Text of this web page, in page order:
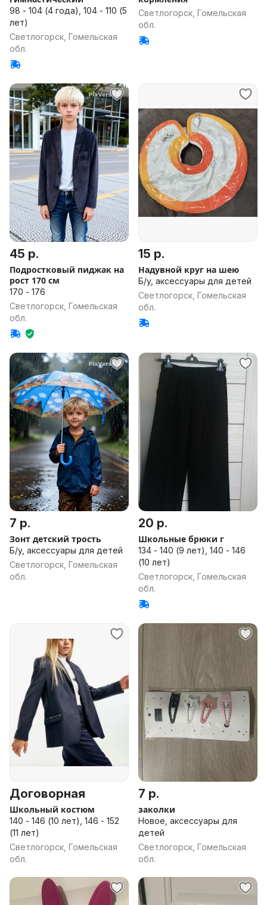
98 - 104 (4 года), 104 - 110 (5
лет)
Светлогорск, Гомельская
обл.
Светлогорск, Гомельская
обл.
45 р.
Подростковый пиджак на
рост 170 см
170 - 176
Светлогорск, Гомельская
обл.
15 р.
Надувной круг на шею
Б/у, аксессуары для детей
Светлогорск, Гомельская
обл.
7 р.
Зонт детский трость
Б/у, аксессуары для детей
Светлогорск, Гомельская
обл.
20 р.
Школьные брюки г
134 - 140 (9 лет), 140 - 146
(10 лет)
Светлогорск, Гомельская
обл.
Договорная
Школьный костюм
140 - 146 (10 лет), 146 - 152
(11 лет)
Светлогорск, Гомельская
обл.
7 р.
заколки
Новое, аксессуары для
детей
Светлогорск, Гомельская
обл.